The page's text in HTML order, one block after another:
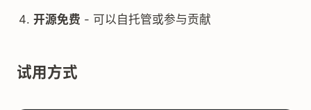
开源免费 - 可以自托管或参与贡献
试用方式